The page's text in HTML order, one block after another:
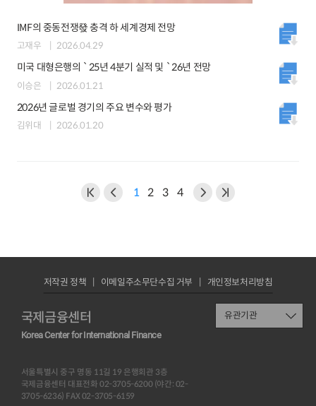
IMF의 중동전쟁發 충격 하 세계경제 전망
고재우 2026.04.29
미국 대형은행의 `25년 4분기 실적 및 `26년 전망
이승은 2026.01.21
2026년 글로벌 경기의 주요 변수와 평가
김위대 2026.01.20
1 2 3 4
국제금융센터
Korea Center for International Finance
서울특별시 중구 명동 11길 19 은행회관 3층
국제금융센터 대표전화 02-3705-6200 (야간: 02-
3705-6236) FAX 02-3705-6159
저작권 정책 이메일주소무단수집 거부 개인정보처리방침
유관기관